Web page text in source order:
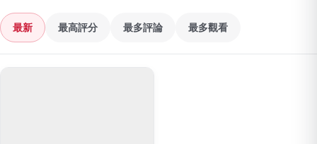
最新 最高評分 最多評論 最多觀看